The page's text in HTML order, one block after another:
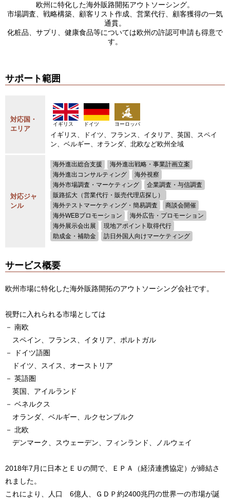
欧州に特化した海外販路開拓アウトソーシング。
市場調査、戦略構築、顧客リスト作成、営業代行、顧客獲得の一気
通貫。
化粧品、サプリ、健康食品等については欧州の許認可申請も得意で
す。
サポート範囲
対応国・
エリア
イギリス ドイツ ヨーロッパ
イギリス、ドイツ、フランス、イタリア、英国、スペイ
ン、ベルギー、オランダ、北欧など欧州全域
対応ジャ
ンル
海外進出総合支援
海外進出戦略・事業計画立案
海外進出コンサルティング
海外視察
海外市場調査・マーケティング
企業調査・与信調査
販路拡大（営業代行・販売代理店探し）
海外テストマーケティング・簡易調査
商談会開催
海外WEBプロモーション
海外広告・プロモーション
海外展示会出展
現地アポイント取得代行
助成金・補助金
訪日外国人向けマーケティング
サービス概要
欧州市場に特化した海外販路開拓のアウトソーシング会社です。
視野に入れられる市場としては
－ 南欧
スペイン、フランス、イタリア、ポルトガル
－ ドイツ語圏
ドイツ、スイス、オーストリア
－ 英語圏
英国、アイルランド
－ ベネルクス
オランダ、ベルギー、ルクセンブルク
－ 北欧
デンマーク、スウェーデン、フィンランド、ノルウェイ
2018年7月に日本とＥＵの間で、ＥＰＡ（経済連携協定）が締結さ
れました。
これにより、人口 6億人、ＧＤＰ約2400兆円の世界一の市場が誕